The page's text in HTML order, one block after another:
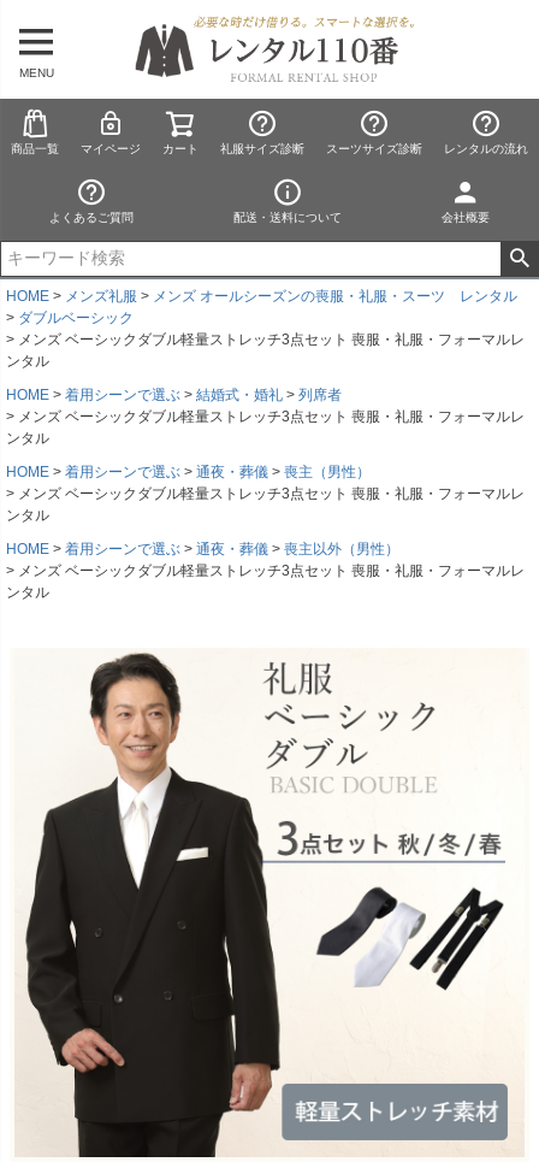
MENU
商品一覧 マイページ カート 礼服サイズ診断 スーツサイズ診断 レンタルの流れ
よくあるご質問 配送・送料について 会社概要
HOME メンズ礼服
メンズ オールシーズンの喪服・礼服・スーツ レンタル
ダブルベーシック
メンズ ベーシックダブル軽量ストレッチ3点セット 喪服・礼服・フォーマルレ
ンタル
HOME
着用シーンで選ぶ 結婚式・婚礼
列席者
メンズ ベーシックダブル軽量ストレッチ3点セット 喪服・礼服・フォーマルレ
ンタル
HOME
着用シーンで選ぶ 通夜・葬儀
喪主（男性）
メンズ ベーシックダブル軽量ストレッチ3点セット 喪服・礼服・フォーマルレ
ンタル
HOME
着用シーンで選ぶ 通夜・葬儀
喪主以外（男性）
メンズ ベーシックダブル軽量ストレッチ3点セット 喪服・礼服・フォーマルレ
ンタル